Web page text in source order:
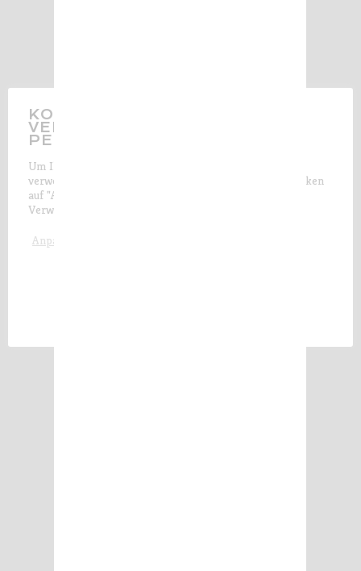
KONTROLLIEREN SIE DIE
VERWENDUNG IHRER
PERSÖNLICHEN DATEN
Um Ihnen das bestmögliche Surferlebnis zu bieten,
verwenden wir auf unserer Website Cookies. Durch Klicken
auf "Akzeptieren und schließen" stimmen Sie der
Verwendung
Anpassen